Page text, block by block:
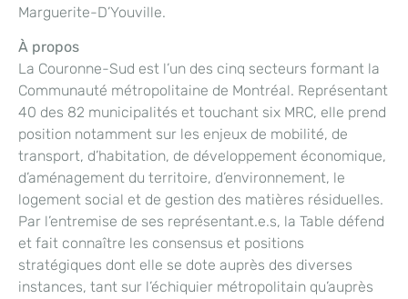
Marguerite-D’Youville.
À propos
La Couronne-Sud est l’un des cinq secteurs formant la
Communauté métropolitaine de Montréal. Représentant
40 des 82 municipalités et touchant six MRC, elle prend
position notamment sur les enjeux de mobilité, de
transport, d’habitation, de développement économique,
d’aménagement du territoire, d’environnement, le
logement social et de gestion des matières résiduelles.
Par l’entremise de ses représentant.e.s, la Table défend
et fait connaître les consensus et positions
stratégiques dont elle se dote auprès des diverses
instances, tant sur l’échiquier métropolitain qu’auprès